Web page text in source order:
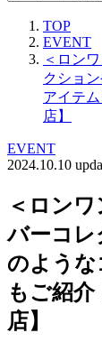
TOP
EVENT
＜ロン
クショ
アイテ
店】
EVENT
2024.10.10
＜ロン
バーコレ
のよう
もご紹介
店】